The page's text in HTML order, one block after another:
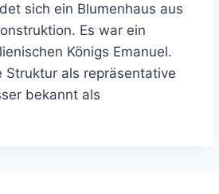
sich ein Blumenhaus aus
Es war ein
Königs Emanuel.
Struktur als repräsentative
bekannt als